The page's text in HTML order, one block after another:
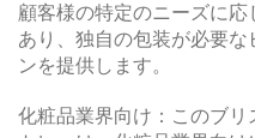
顧客様の特定のニーズに
あり、独自の包装が必要
ンを提供します。
化粧品業界向け：このブリ